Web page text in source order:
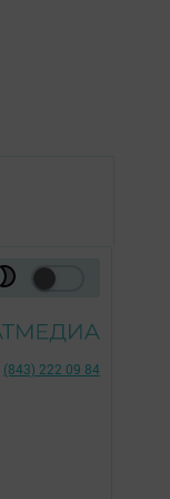
(843) 222 09 84